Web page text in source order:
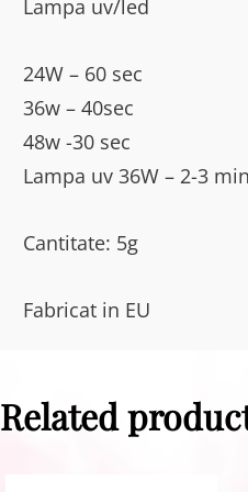
Lampa uv/led
24W – 60 sec
36w – 40sec
48w -30 sec
Lampa uv 36W – 2-3
Cantitate: 5g
Fabricat in EU
Related